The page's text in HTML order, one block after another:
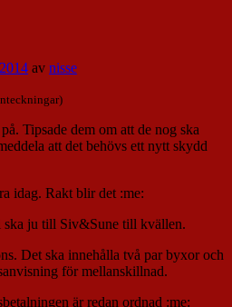
av nisse
Tipsade dem om att de nog ska
att det behövs ett nytt skydd
idag. Rakt blir det :me:
ska ju till Siv&Sune till kvällen.
Det ska innehålla två par byxor och
för mellanskillnad.
är redan ordnad :me: